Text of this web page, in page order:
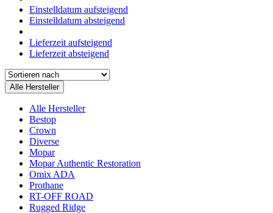
Einstelldatum aufsteigend
Einstelldatum absteigend
Lieferzeit aufsteigend
Lieferzeit absteigend
Alle Hersteller
Alle Hersteller
Bestop
Crown
Diverse
Mopar
Mopar Authentic Restoration
Omix ADA
Prothane
RT-OFF ROAD
Rugged Ridge